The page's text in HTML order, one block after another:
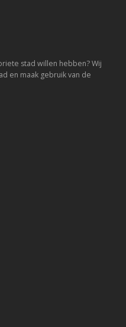
stad willen hebben? Wij
en maak gebruik van de